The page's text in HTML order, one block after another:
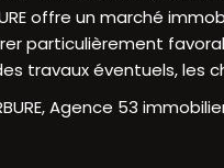
offre un marché
particulièrement
travaux éventuels, les
Agence 53